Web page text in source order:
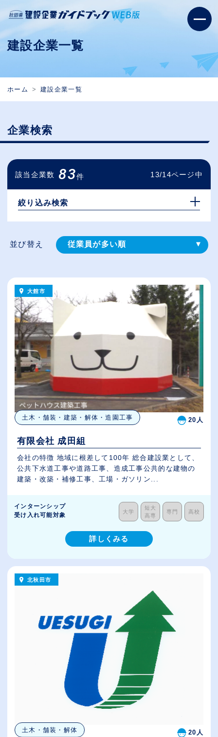
建設企業一覧
ホーム 建設企業一覧
企業検索
該当企業数 83件 13/14ページ中
絞り込み検索
並び替え 従業員が多い順
（⾼卒の給与を基準）
休日数が多い順
大館市
土木・舗装・建築・解体・造園工事 20人
有限会社 成田組
会社の特徴 地域に根差して100年 総合建設業として、
公共下水道工事や道路工事、造成工事公共的な建物の
建築・改築・補修工事、工場・ガソリン...
インターンシップ
受け入れ可能対象
大学
短大
高専
専門 高校
詳しくみる
北秋田市
土木・舗装・解体 20人